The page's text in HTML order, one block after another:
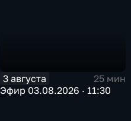
3 августа
25 мин
Эфир 03.08.2026 · 11:30